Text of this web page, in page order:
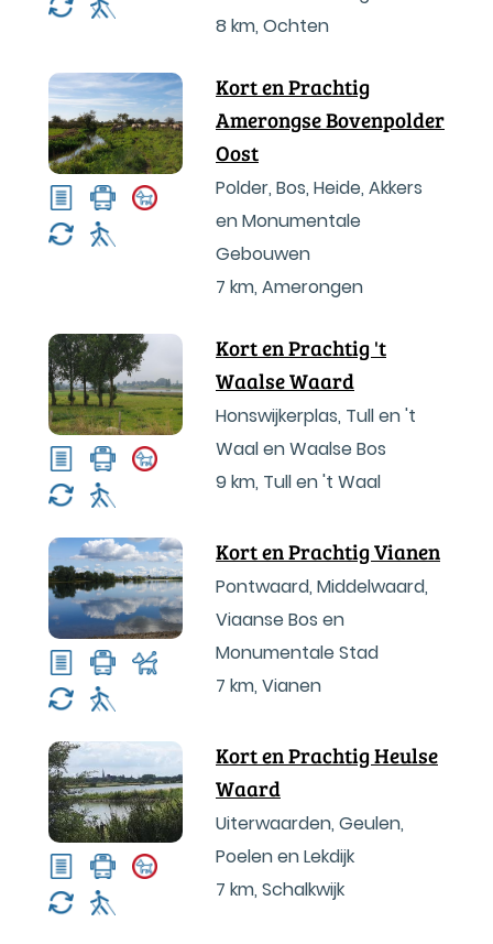
8 km, Ochten
Kort en Prachtig
Amerongse Bovenpolder
Oost
Polder, Bos, Heide, Akkers
en Monumentale
Gebouwen
7 km, Amerongen
Kort en Prachtig 't
Waalse Waard
Honswijkerplas, Tull en 't
Waal en Waalse Bos
9 km, Tull en 't Waal
Kort en Prachtig Vianen
Pontwaard, Middelwaard,
Viaanse Bos en
Monumentale Stad
7 km, Vianen
Kort en Prachtig Heulse
Waard
Uiterwaarden, Geulen,
Poelen en Lekdijk
7 km, Schalkwijk